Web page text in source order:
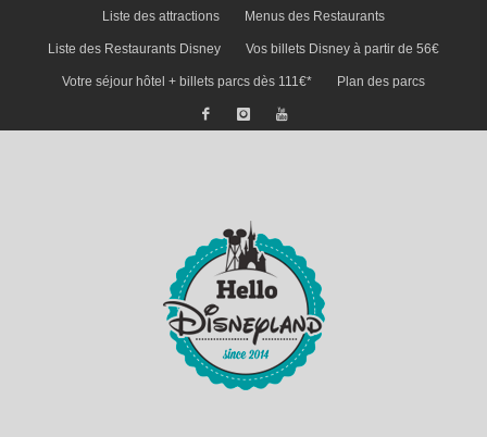
Liste des attractions Menus des Restaurants
Liste des Restaurants Disney Vos billets Disney à partir de 56€
Votre séjour hôtel + billets parcs dès 111€* Plan des parcs